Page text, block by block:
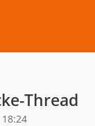
Thread